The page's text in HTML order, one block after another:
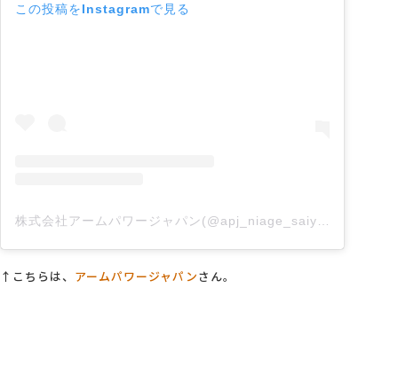
この投稿をInstagramで見る
↑こちらは、 アームパワージャパンさん。